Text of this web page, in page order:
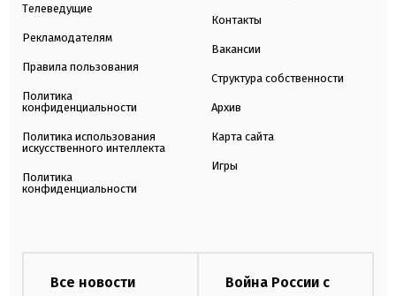
Телеведущие
Рекламодателям
Правила пользования
Политика
конфиденциальности
Политика использования
искусственного интеллекта
Политика
конфиденциальности
Контакты
Вакансии
Структура собственности
Архив
Карта сайта
Игры
Все новости
Война России с